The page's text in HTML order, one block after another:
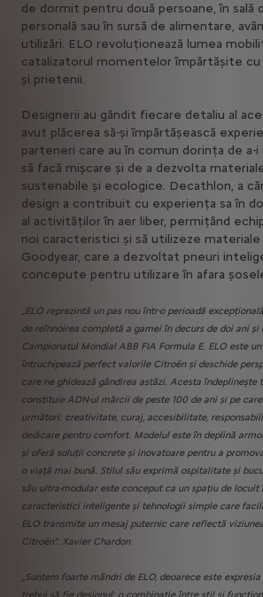
de dormit pentru două persoane, în sală
personală sau în sursă de alimentare,
utilizări. ELO revoluționează lumea
catalizatorul momentelor împărtășite cu
și prietenii.
Designerii au gândit fiecare detaliu al
avut plăcerea să-și împărtășească
parteneri care au în comun dorința de a-
să facă mișcare și de a dezvolta
sustenabile și ecologice. Decathlon, a
design a contribuit cu experiența sa în
al activităților în aer liber, permițând
noi caracteristici și să utilizeze materiale
Goodyear, care a dezvoltat pneuri
concepute pentru utilizare în afara
„ELO reprezintă un pas nou într-o perioadă
de reînnoirea completă a gamei în decurs de doi ani și
Campionatul Mondial ABB FIA Formula E. ELO este
întruchipează perfect valorile Citroën și deschide
care ne ghidează gândirea astăzi. Acesta
constituie ADN-ul mărcii de peste 100 de ani și pe
următori: creativitate, curaj, accesibilitate,
dedicare pentru comfort. Modelul este în deplină
și oferă soluții concrete și inovatoare pentru a
o viață mai bună. Stilul său exprimă ospitalitate și
său ultra-modular este conceput ca un spațiu de locuit
caracteristici inteligente și tehnologii simple care
ELO transmite un mesaj puternic care reflectă
Citroën“. Xavier Chardon
„Suntem foarte mândri de ELO, deoarece este